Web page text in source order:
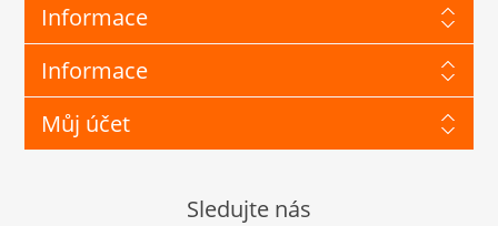
Informace
Informace
Můj účet
Sledujte nás